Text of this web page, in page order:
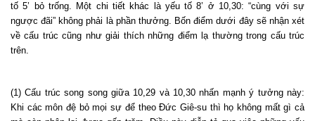
tố 5’ bỏ trống. Một chi tiết khác là yếu tố 8’ ở 10,30: “cùng với sự
ngược đãi” không phải là phần thưởng. Bốn điểm dưới đây sẽ nhận xét
về cấu trúc cũng như giải thích những điểm lạ thường trong cấu trúc
trên.
(1) Cấu trúc song song giữa 10,29 và 10,30 nhấn mạnh ý tưởng này:
Khi các môn đệ bỏ mọi sự để theo Đức Giê-su thì họ không mất gì cả